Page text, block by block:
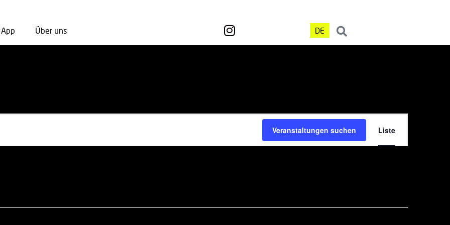
App Über uns DE
Veranstaltungen suchen Liste